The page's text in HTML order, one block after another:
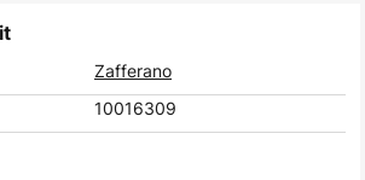
Zafferano
10016309